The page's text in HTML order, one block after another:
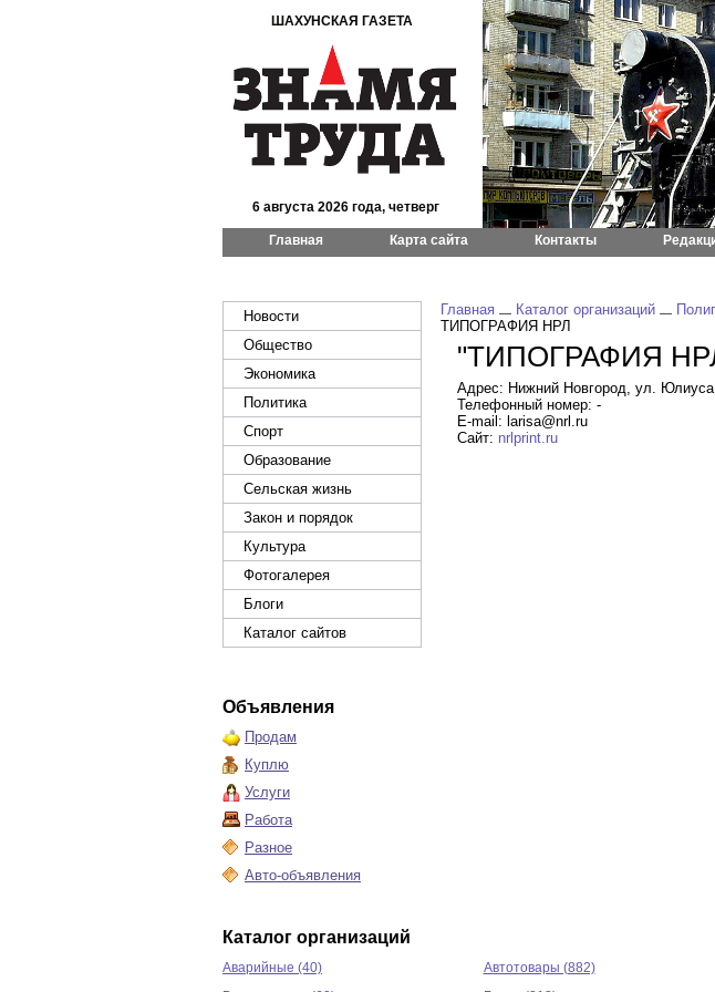
ШАХУНСКАЯ ГАЗЕТА
6 августа 2026 года, четверг
Главная Карта сайта Контакты
Новости
Общество
Экономика
Политика
Спорт
Образование
Сельская жизнь
Закон и порядок
Культура
Фотогалерея
Блоги
Каталог сайтов
Объявления
Продам
Куплю
Услуги
Работа
Разное
Авто-объявления
Главная Каталог организаций
ТИПОГРАФИЯ НРЛ
"ТИПОГРАФИЯ
Адрес: Нижний Новгород, ул.
Телефонный номер: -
E-mail: larisa@nrl.ru
Сайт: nrlprint.ru
Каталог организаций
Аварийные (40) Автотовары (882)